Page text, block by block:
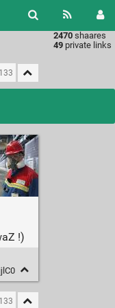
2470 shaares
49 private links
!)